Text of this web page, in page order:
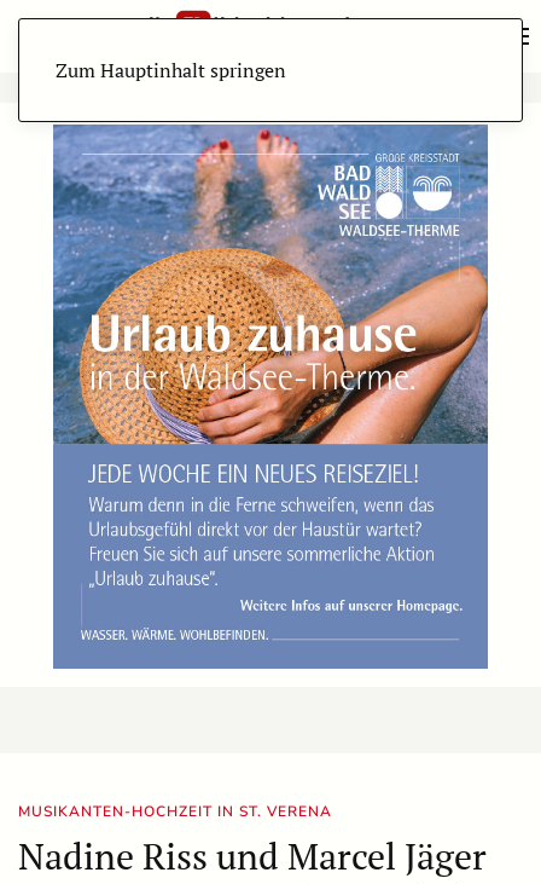
Zum Hauptinhalt springen
MUSIKANTEN-HOCHZEIT IN ST. VERENA
Nadine Riss und Marcel Jäger